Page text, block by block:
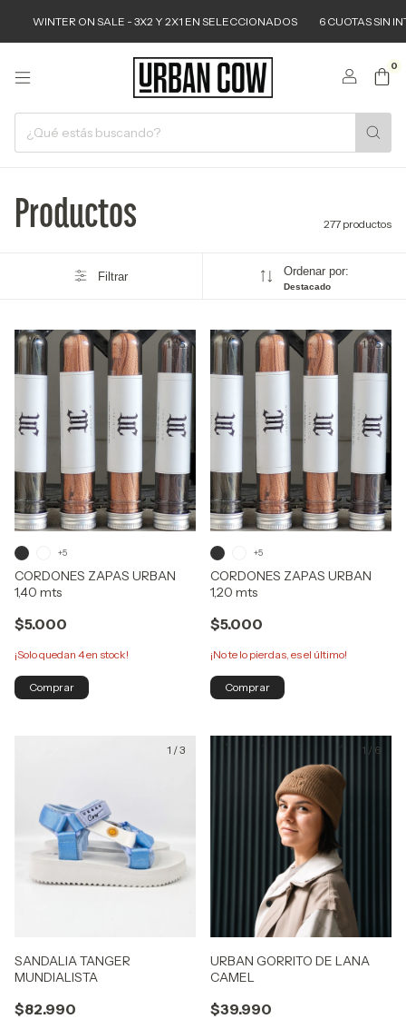
- 3X2 Y 2X1 EN SELECCIONADOS 6 CUOTAS SIN INTERES A PARTIR
0
Productos 277 productos
Filtrar Ordenar por:
Destacado
1/6
CORDONES ZAPAS URBAN
1,40 mts
$5.000
¡Solo quedan 4en stock!
+5
Comprar
1/6
CORDONES ZAPAS URBAN
1,20 mts
$5.000
¡No te lo pierdas, es el último!
+5
Comprar
1 /3
SANDALIA TANGER
MUNDIALISTA
$82.990
1 / 6
URBAN GORRITO DE LANA
CAMEL
$39.990